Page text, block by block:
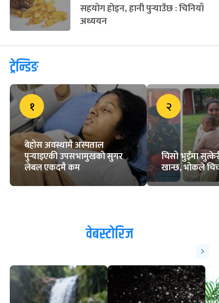
सहयोग होइन, हानी पुर्‍याउँछ : चिनियाँ
अध्ययन
ट्रेन्डिङ
१
बेहोस अवस्थामै अस्पताल
पुर्‍याइएकी उपसभामुखको सुगर
लेबल एकदमै कम
२
चिसो भुइँमा
खान्छ, भोकले
वेबस्टोरिज